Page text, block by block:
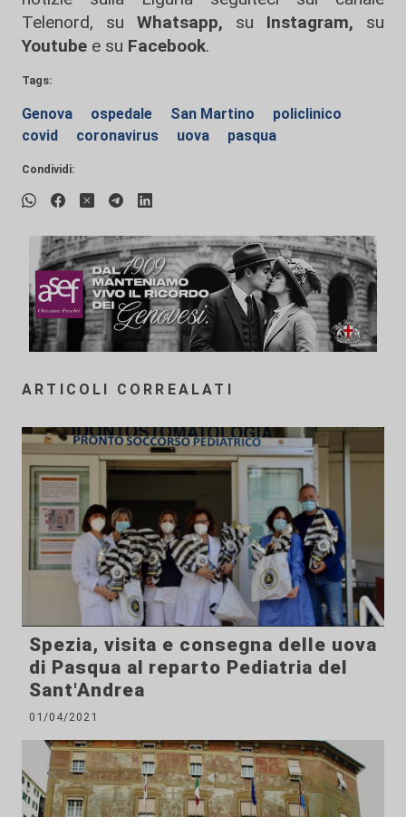
Telenord, su
Whatsapp, su Instagram, su
Youtube e su Facebook.
Tags:
Genova ospedale San Martino
policlinico
covid
coronavirus uova pasqua
Condividi:
ARTICOLI CORREALATI
Spezia, visita e consegna delle uova
di Pasqua al reparto Pediatria del
Sant'Andrea
01/04/2021